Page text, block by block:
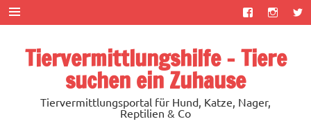
Zum
Inhalt
springen
Tiervermittlungshilfe – Tiere
suchen ein Zuhause
Tiervermittlungsportal für Hund, Katze, Nager,
Reptilien & Co